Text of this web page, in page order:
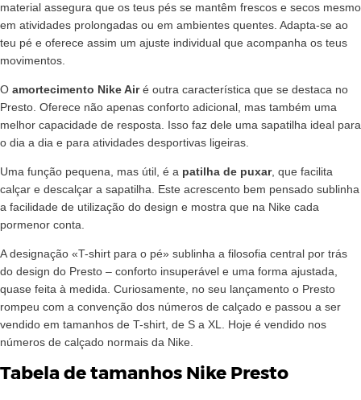
material assegura que os teus pés se mantêm frescos e secos mesmo
em atividades prolongadas ou em ambientes quentes. Adapta-se ao
teu pé e oferece assim um ajuste individual que acompanha os teus
movimentos.
O amortecimento Nike Airé outra característica que se destaca no
Presto. Oferece não apenas conforto adicional, mas também uma
melhor capacidade de resposta. Isso faz dele uma sapatilha ideal para
o dia a dia e para atividades desportivas ligeiras.
Uma função pequena, mas útil, é a patilha de puxar, que facilita
calçar e descalçar a sapatilha. Este acrescento bem pensado sublinha
a facilidade de utilização do design e mostra que na Nike cada
pormenor conta.
A designação «T-shirt para o pé» sublinha a filosofia central por trás
do design do Presto – conforto insuperável e uma forma ajustada,
quase feita à medida. Curiosamente, no seu lançamento o Presto
rompeu com a convenção dos números de calçado e passou a ser
vendido em tamanhos de T-shirt, de S a XL. Hoje é vendido nos
números de calçado normais da Nike.
Tabela de tamanhos Nike Presto